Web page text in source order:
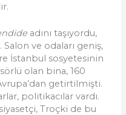
adını taşıyordu,
ve odaları geniş,
İstanbul sosyetesinin
olan bina, 160
getirtilmişti.
politikacılar vardı.
Troçki de bu